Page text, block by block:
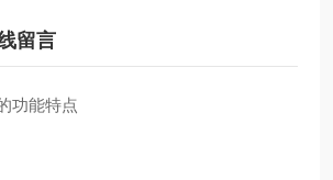
留言